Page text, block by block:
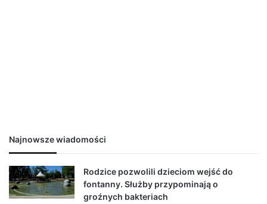
Najnowsze wiadomości
Rodzice pozwolili dzieciom wejść do
fontanny. Służby przypominają o
groźnych bakteriach